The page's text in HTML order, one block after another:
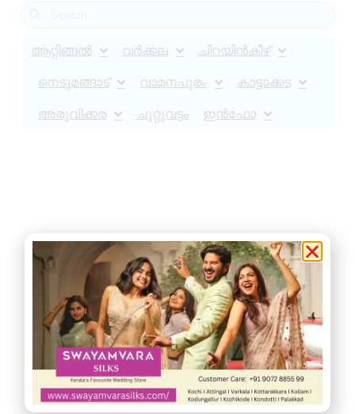
ആറ്റിങ്ങൽ വർക്കല ചിറയിൻകീഴ്
നെടുമങ്ങാട് വാമനപുരം കാട്ടാക്കട
അരുവിക്കര ചുറ്റുവട്ടം ഇൻഫോ